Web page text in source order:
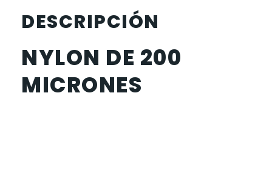
DESCRIPCIÓN
NYLON DE 200
MICRONES